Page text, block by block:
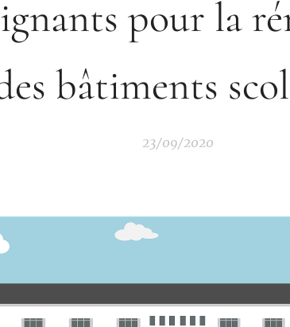
pour la
bâtiments
23/09/2020